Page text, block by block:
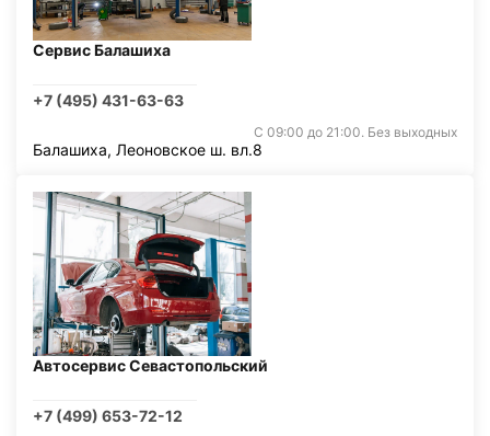
Сервис Балашиха
+7 (495) 431-63-63
С 09:00 до 21:00. Без выходных
Балашиха, Леоновское ш. вл.8
Автосервис Севастопольский
+7 (499) 653-72-12